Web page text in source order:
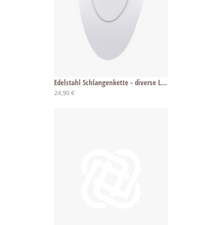
Edelstahl Schlangenkette - diverse Längen
24,90 €